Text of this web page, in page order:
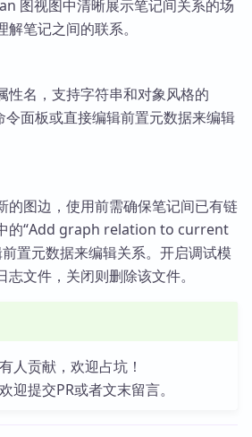
图视图中清晰展示笔记间关系的场
笔记之间的联系。
性名，支持字符串和对象风格的
令面板或直接编辑前置元数据来编辑
的图边，使用前需确保笔记间已有链
的“Add graph relation to current
置元数据来编辑关系。开启调试模
文件，关闭则删除该文件。
人贡献，欢迎占坑！
迎提交PR或者文末留言。